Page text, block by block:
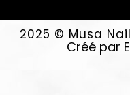
2025 © Musa
Créé par